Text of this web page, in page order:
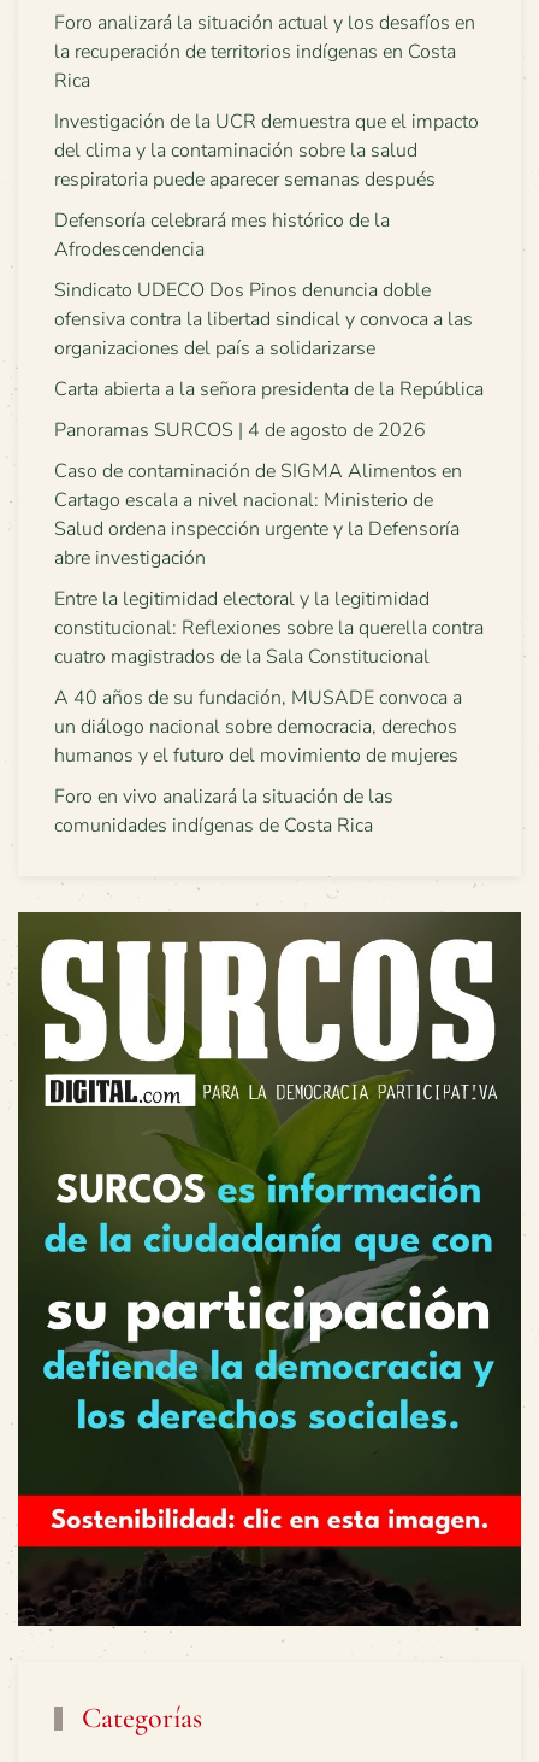
Foro analizará la situación actual y los desafíos en
la recuperación de territorios indígenas en Costa
Rica
Investigación de la UCR demuestra que el impacto
del clima y la contaminación sobre la salud
respiratoria puede aparecer semanas después
Defensoría celebrará mes histórico de la
Afrodescendencia
Sindicato UDECO Dos Pinos denuncia doble
ofensiva contra la libertad sindical y convoca a las
organizaciones del país a solidarizarse
Carta abierta a la señora presidenta de la República
Panoramas SURCOS | 4 de agosto de 2026
Caso de contaminación de SIGMA Alimentos en
Cartago escala a nivel nacional: Ministerio de
Salud ordena inspección urgente y la Defensoría
abre investigación
Entre la legitimidad electoral y la legitimidad
constitucional: Reflexiones sobre la querella contra
cuatro magistrados de la Sala Constitucional
A 40 años de su fundación, MUSADE convoca a
un diálogo nacional sobre democracia, derechos
humanos y el futuro del movimiento de mujeres
Foro en vivo analizará la situación de las
comunidades indígenas de Costa Rica
Categorías